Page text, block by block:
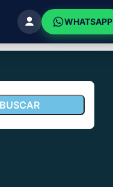
WHATSAPP